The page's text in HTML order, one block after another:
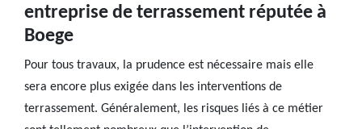
entreprise de terrassement réputée à
Boege
Pour tous travaux, la prudence est nécessaire mais elle
sera encore plus exigée dans les interventions de
terrassement. Généralement, les risques liés à ce métier